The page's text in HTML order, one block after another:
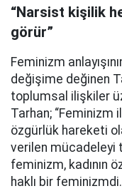
“Narsist kişilik
görür”
Feminizm
değişime değinen
toplumsal ilişkiler
Tarhan; “Feminizm
özgürlük hareketi
verilen mücadeleyi
feminizm, kadının
haklı bir